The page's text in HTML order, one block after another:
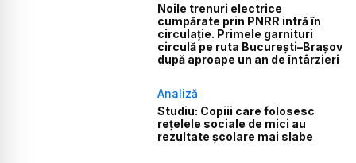
Noile trenuri electrice
cumpărate prin PNRR intră în
circulație. Primele garnituri
circulă pe ruta București–Brașov
după aproape un an de întârzieri
Analiză
Studiu: Copiii care folosesc
rețelele sociale de mici au
rezultate școlare mai slabe